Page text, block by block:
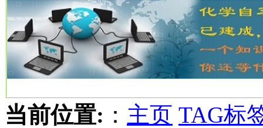
W Y
当前位置: ： 主页 TAG标